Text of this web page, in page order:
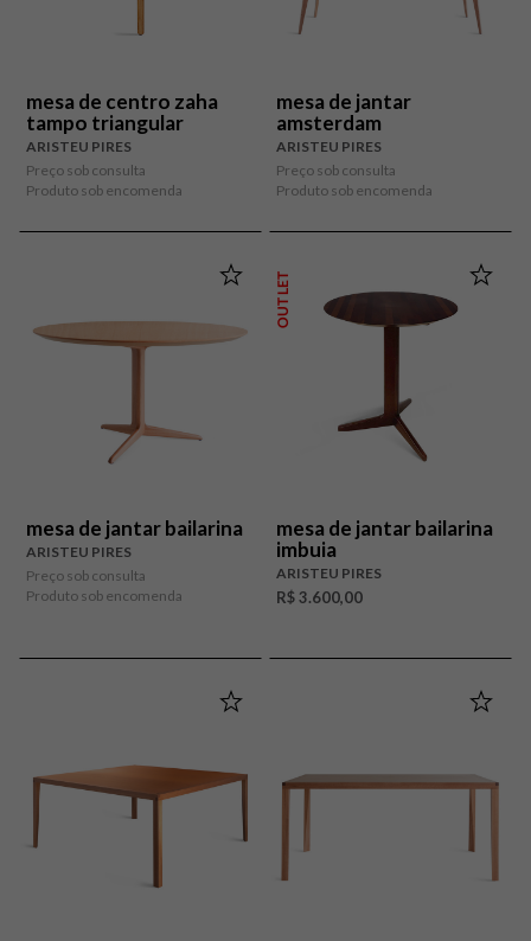
mesa de centro zaha
tampo triangular
ARISTEU PIRES
Preço sob consulta
Produto sob encomenda
mesa de jantar
amsterdam
ARISTEU PIRES
Preço sob consulta
Produto sob encomenda
mesa de jantar bailarina
ARISTEU PIRES
Preço sob consulta
Produto sob encomenda
OUTLET
mesa de jantar bailarina
imbuia
ARISTEU PIRES
R$ 3.600,00